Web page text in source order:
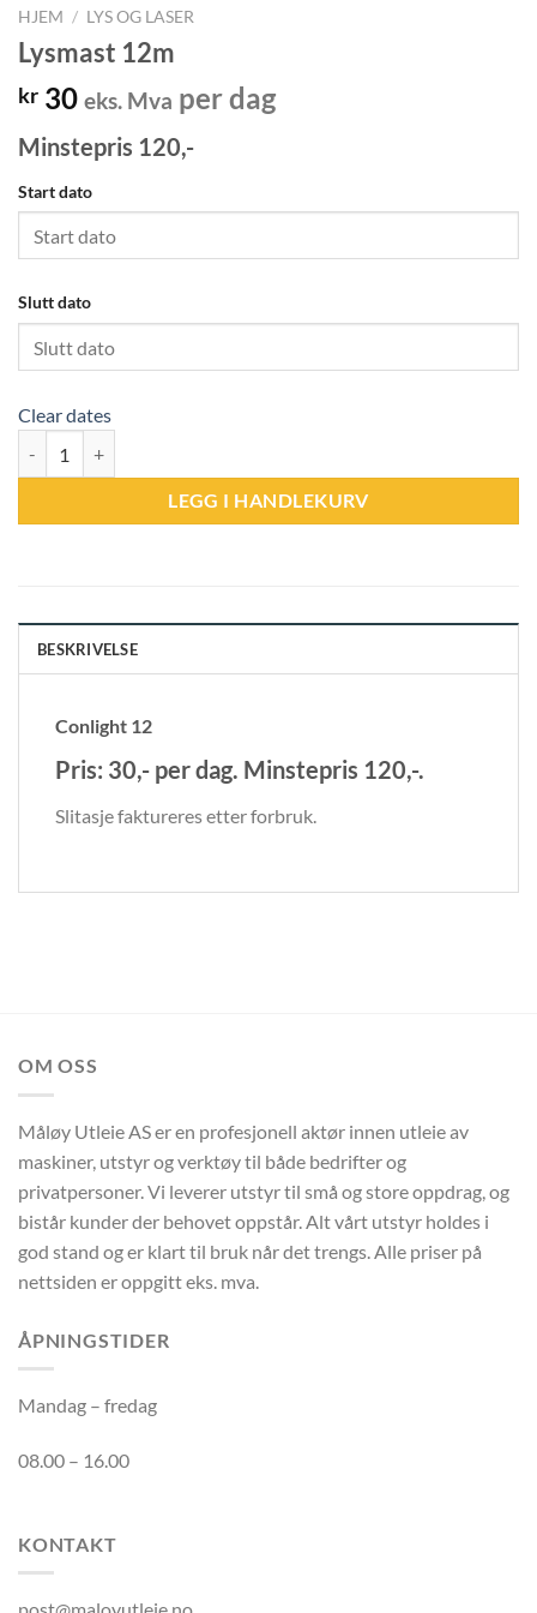
HJEM / LYS OG LASER
Lysmast 12m
kr 30 eks. Mva per dag
Minstepris 120,-
Start dato
Slutt dato
Clear dates
LEGG I HANDLEKURV
BESKRIVELSE
Conlight 12
Pris: 30,- per dag. Minstepris 120,-.
Slitasje faktureres etter forbruk.
OM OSS
Måløy Utleie AS er en profesjonell aktør innen utleie av
maskiner, utstyr og verktøy til både bedrifter og
privatpersoner. Vi leverer utstyr til små og store oppdrag, og
bistår kunder der behovet oppstår. Alt vårt utstyr holdes i
god stand og er klart til bruk når det trengs. Alle priser på
nettsiden er oppgitt eks. mva.
ÅPNINGSTIDER
Mandag – fredag
08.00 – 16.00
KONTAKT